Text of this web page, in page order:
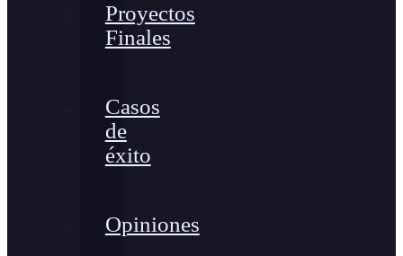
Proyectos
Finales
Casos
de
éxito
Opiniones